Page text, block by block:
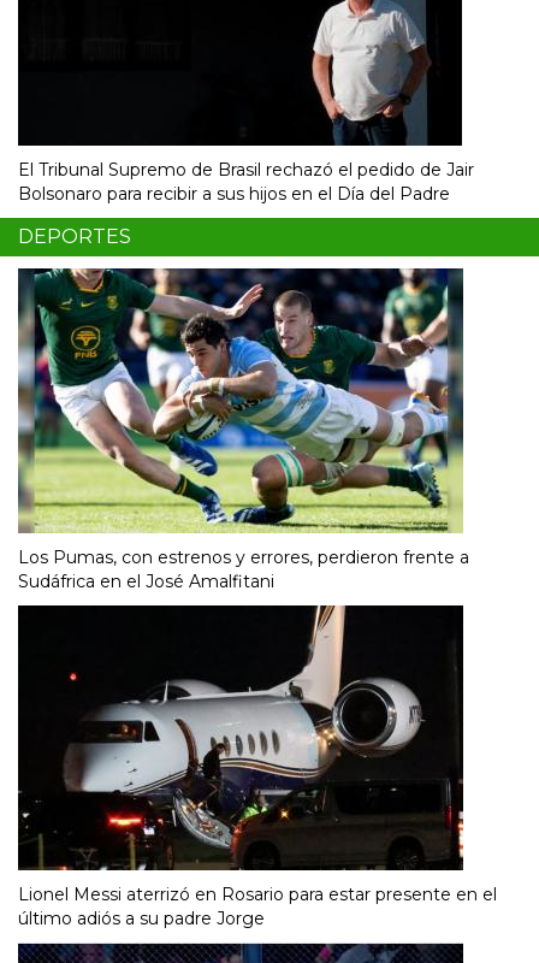
El Tribunal Supremo de Brasil rechazó el pedido de Jair
Bolsonaro para recibir a sus hijos en el Día del Padre
DEPORTES
Los Pumas, con estrenos y errores, perdieron frente a
Sudáfrica en el José Amalfitani
Lionel Messi aterrizó en Rosario para estar presente en el
último adiós a su padre Jorge